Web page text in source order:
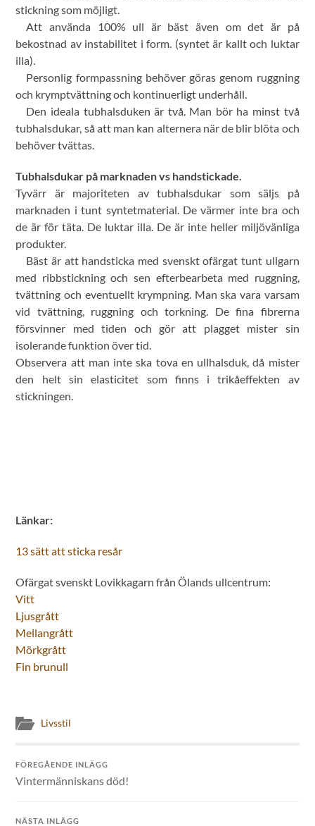
stickning som möjligt.
Att använda 100% ull är bäst även om det är på
bekostnad av instabilitet i form. (syntet är kallt och luktar
illa).
Personlig formpassning behöver göras genom ruggning
och krymptvättning och kontinuerligt underhåll.
Den ideala tubhalsduken är två. Man bör ha minst två
tubhalsdukar, så att man kan alternera när de blir blöta och
behöver tvättas.
Tubhalsdukar på marknaden vs handstickade.
Tyvärr är majoriteten av tubhalsdukar som säljs på
marknaden i tunt syntetmaterial. De värmer inte bra och
de är för täta. De luktar illa. De är inte heller miljövänliga
produkter.
Bäst är att handsticka med svenskt ofärgat tunt ullgarn
med ribbstickning och sen efterbearbeta med ruggning,
tvättning och eventuellt krympning. Man ska vara varsam
vid tvättning, ruggning och torkning. De fina fibrerna
försvinner med tiden och gör att plagget mister sin
isolerande funktion över tid.
Observera att man inte ska tova en ullhalsduk, då mister
den helt sin elasticitet som finns i trikåeffekten av
stickningen.
Länkar:
13 sätt att sticka resår
Ofärgat svenskt Lovikkagarn från Ölands ullcentrum:
Vitt
Ljusgrått
Mellangrått
Mörkgrått
Fin brunull
Livsstil
FÖREGÅENDE INLÄGG
Vintermänniskans död!
NÄSTA INLÄGG